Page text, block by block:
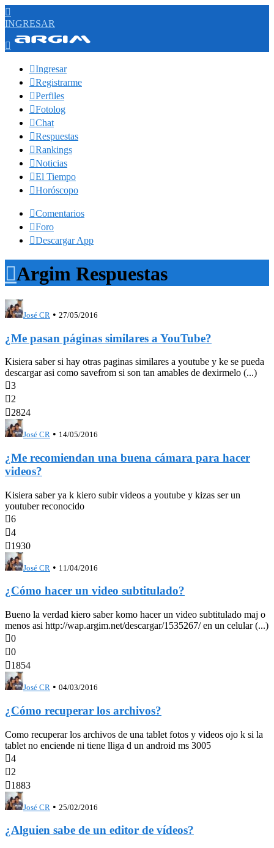

INGRESAR

Ingresar
Registrarme
Perfiles
Fotolog
Chat
Respuestas
Rankings
Noticias
El Tiempo
Horóscopo
Comentarios
Foro
Descargar App
Argim Respuestas
José CR • 27/05/2016
¿Me pasan páginas similares a YouTube?
Kisiera saber si hay otras paginas similares a youtube y ke se pueda
descargar asi como savefrom si son tan amables de dexirmelo (...)
3
2
2824
José CR • 14/05/2016
¿Me recomiendan una buena cámara para hacer
videos?
Kisiera saber ya k kiero subir videos a youtube y kizas ser un
youtuber reconocido
6
4
1930
José CR • 11/04/2016
¿Cómo hacer un video subtitulado?
Bueno la verdad kiero saber komo hacer un video subtitulado maj o
menos asi http://wap.argim.net/descargar/1535267/ en un celular (...)
0
0
1854
José CR • 04/03/2016
¿Cómo recuperar los archivos?
Como recuperar los archivos de una tablet fotos y videos ojo k si la
tablet no enciende ni tiene lliga d un android ms 3005
4
2
1883
José CR • 25/02/2016
¿Alguien sabe de un editor de vídeos?